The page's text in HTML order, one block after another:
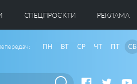
CПЕЦПРОЄКТИ РЕКЛАМА
ПН ВТ СР ЧТ ПТ СБ